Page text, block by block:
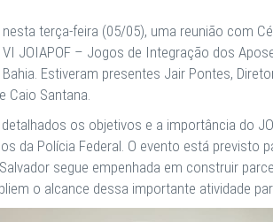
nesta terça-feira (05/05), uma reunião com
JOIAPOF – Jogos de Integração dos
Estiveram presentes Jair Pontes,
Caio Santana.
os objetivos e a importância do
da Polícia Federal. O evento está previsto
segue empenhada em construir
o alcance dessa importante atividade